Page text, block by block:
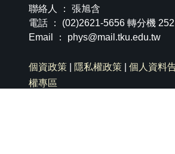
聯絡人 ： 張旭含
電話 ： (02)2621-5656 轉分機
Email ： phys@mail.tku.edu.tw
個資政策 隱私權政策 個人資料
權專區